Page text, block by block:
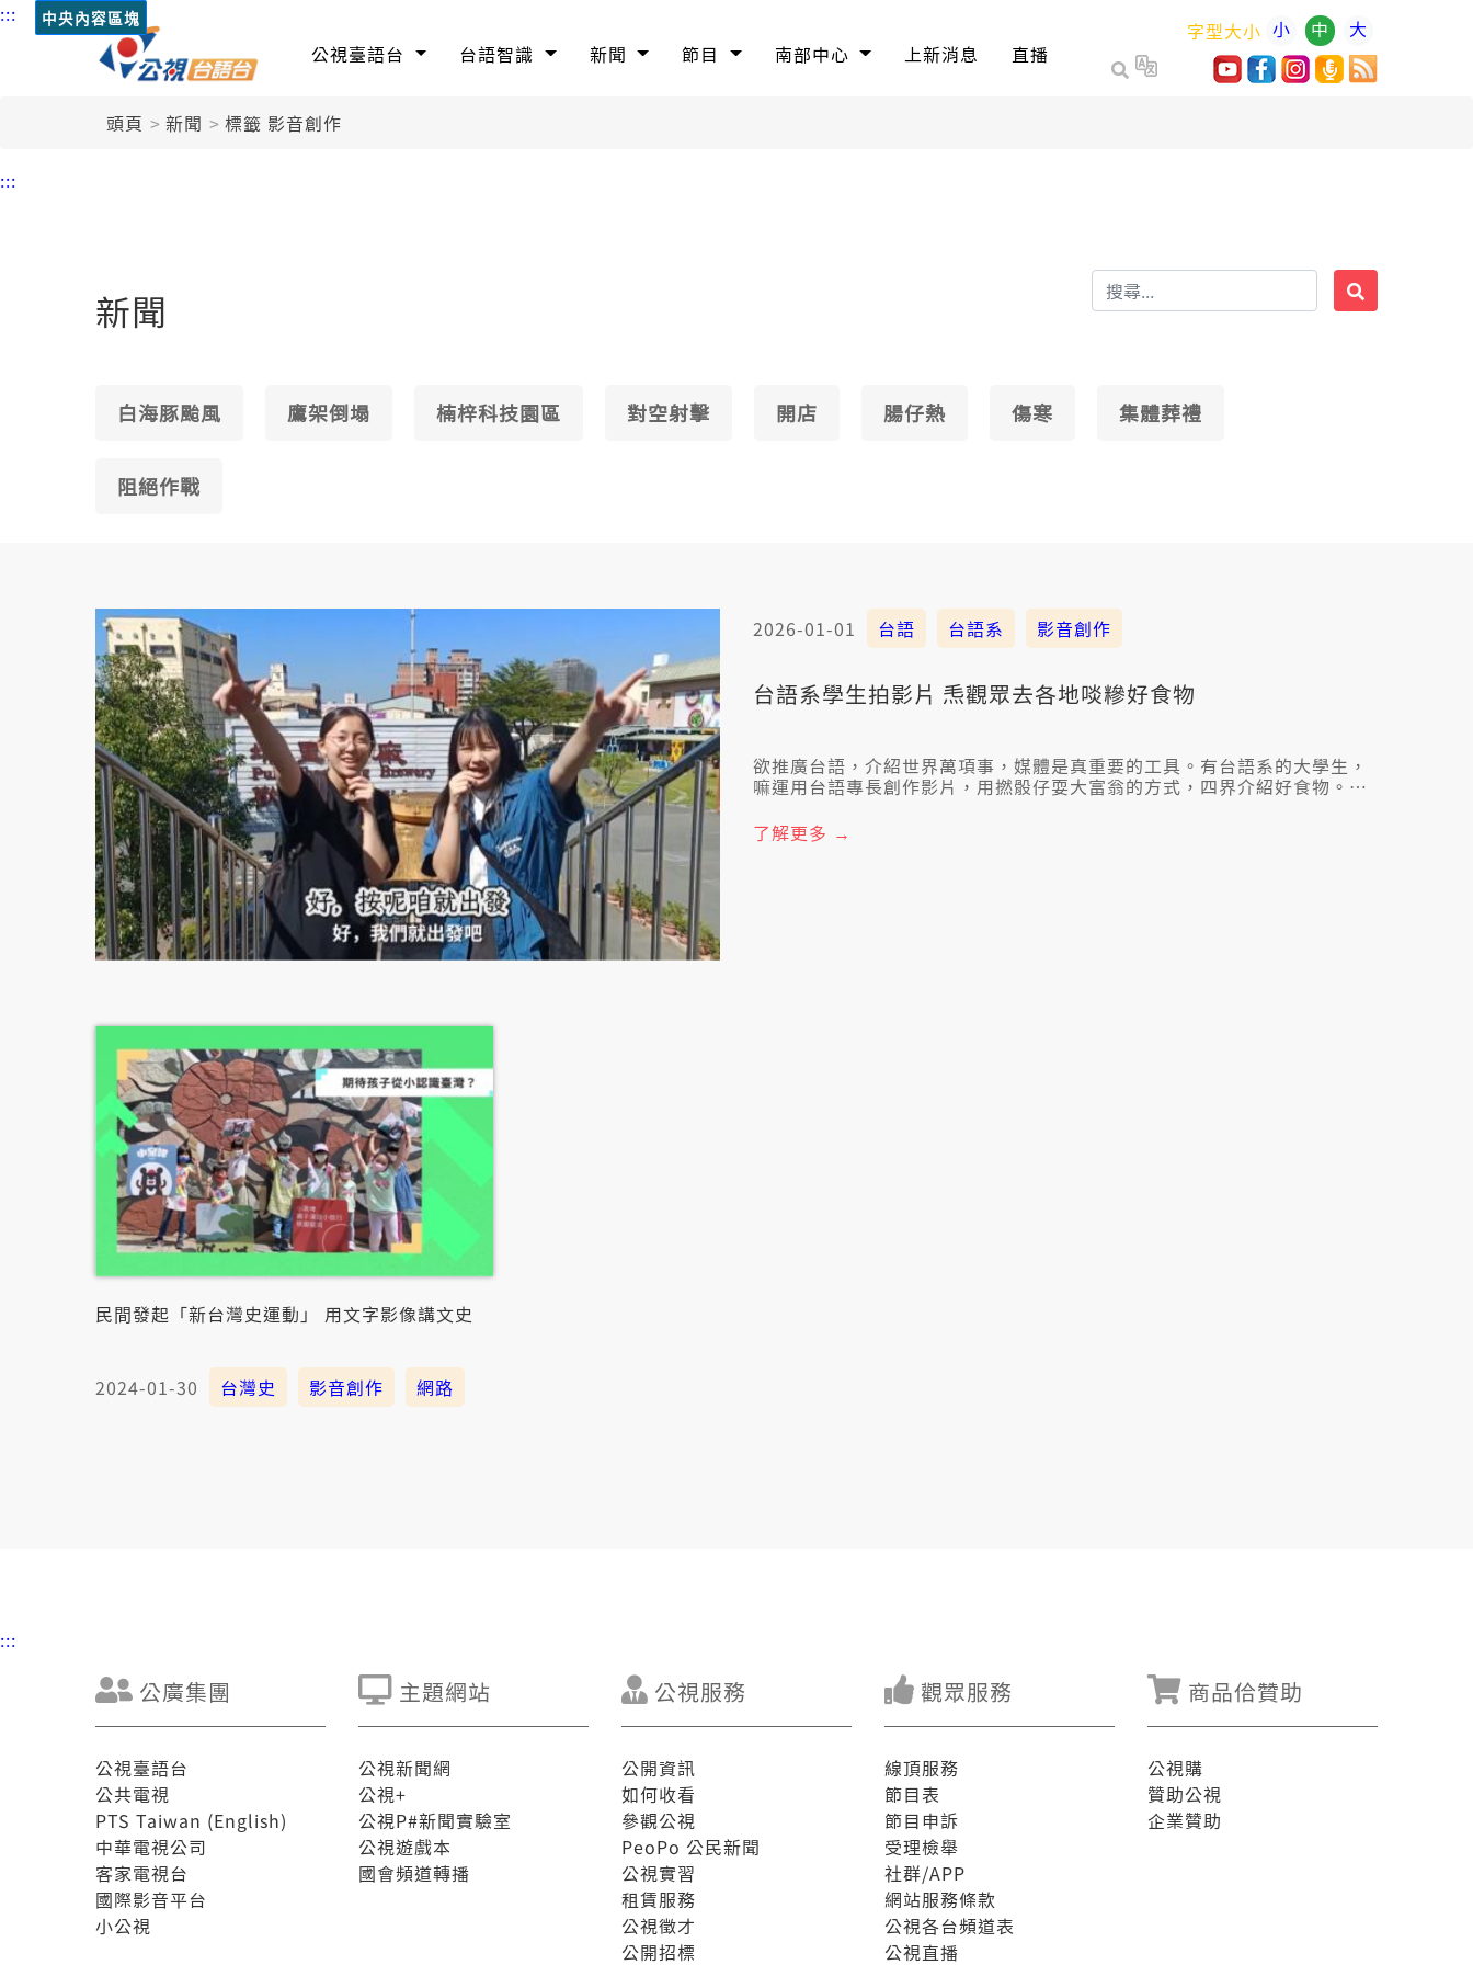
::: 中央內容區塊
公視臺語台 台語智識 新聞 節目 南部中心 上新消息 直播
字型大小 小 中 大
頭頁 新聞 標籤 影音創作
:::
新聞
白海豚颱風 鷹架倒塌 楠梓科技園區 對空射擊 開店 腸仔熱 傷寒 集體葬禮
阻絕作戰
2026-01-01 台語 台語系 影音創作
台語系學生拍影片 𤆬觀眾去各地啖糝好食物
欲推廣台語，介紹世界萬項事，媒體是真重要的工具。有台語系的大學生，
嘛運用台語專長創作影片，用撚骰仔耍大富翁的方式，四界介紹好食物。學
行各業，in也對這當中揣著家己的興趣。
了解更多 →
民間發起「新台灣史運動」 用文字影像講文史
2024-01-30 台灣史 影音創作 網路
:::
公廣集團
公視臺語台
公共電視
PTS Taiwan (English)
中華電視公司
客家電視台
國際影音平台
小公視
主題網站
公視新聞網
公視+
公視P#新聞實驗室
公視遊戲本
國會頻道轉播
公視服務
公開資訊
如何收看
參觀公視
PeoPo 公民新聞
公視實習
租賃服務
公視徵才
公開招標
觀眾服務
線頂服務
節目表
節目申訴
受理檢舉
社群/APP
網站服務條款
公視各台頻道表
公視直播
商品佮贊助
公視購
贊助公視
企業贊助